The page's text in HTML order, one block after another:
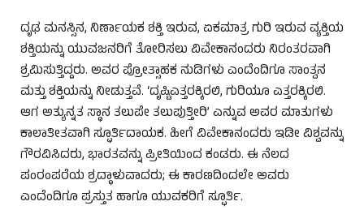
ದೃಢ ಮನಸ್ಸಿನ, ನಿರ್ಣಾಯಕ ಶಕ್ತಿ ಇರುವ, ಏಕಮಾತ್ರ ಗುರಿ ಇರುವ ವ್ಯಕ್ತಿಯ
ಶಕ್ತಿಯನ್ನು ಯುವಜನರಿಗೆ ತೋರಿಸಲು ವಿವೇಕಾನಂದರು ನಿರಂತರವಾಗಿ
ಶ್ರಮಿಸುತ್ತಿದ್ದರು. ಅವರ ಪ್ರೋತ್ಸಾಹಕ ನುಡಿಗಳು ಎಂದೆಂದಿಗೂ ಸಾಂತ್ವನ
ಮತ್ತು ಶಕ್ತಿಯನ್ನು ನೀಡುತ್ತವೆ. ‘ದೃಷ್ಟಿಎತ್ತರಕ್ಕಿರಲಿ, ಗುರಿಯೂ ಎತ್ತರಕ್ಕಿರಲಿ.
ಆಗ ಅತ್ಯುನ್ನತ ಸ್ಥಾನ ತಲುಪೇ ತಲುಪುತ್ತೀರಿ’ ಎನ್ನುವ ಅವರ ಮಾತುಗಳು
ಕಾಲಾತೀತವಾಗಿ ಸ್ಫೂರ್ತಿದಾಯಕ. ಹೀಗೆ ವಿವೇಕಾನಂದರು ಇಡೀ ವಿಶ್ವವನ್ನು
ಗೌರವಿಸಿದರು, ಭಾರತವನ್ನು ಪ್ರೀತಿಯಿಂದ ಕಂಡರು. ಈ ನೆಲದ
ಪಂರಂಪರೆಯ ಶ್ರದ್ಧಾಳುವಾದರು; ಈ ಕಾರಣದಿಂದಲೇ ಅವರು
ಎಂದೆಂದಿಗೂ ಪ್ರಸ್ತುತ ಹಾಗೂ ಯುವಕರಿಗೆ ಸ್ಫೂರ್ತಿ.